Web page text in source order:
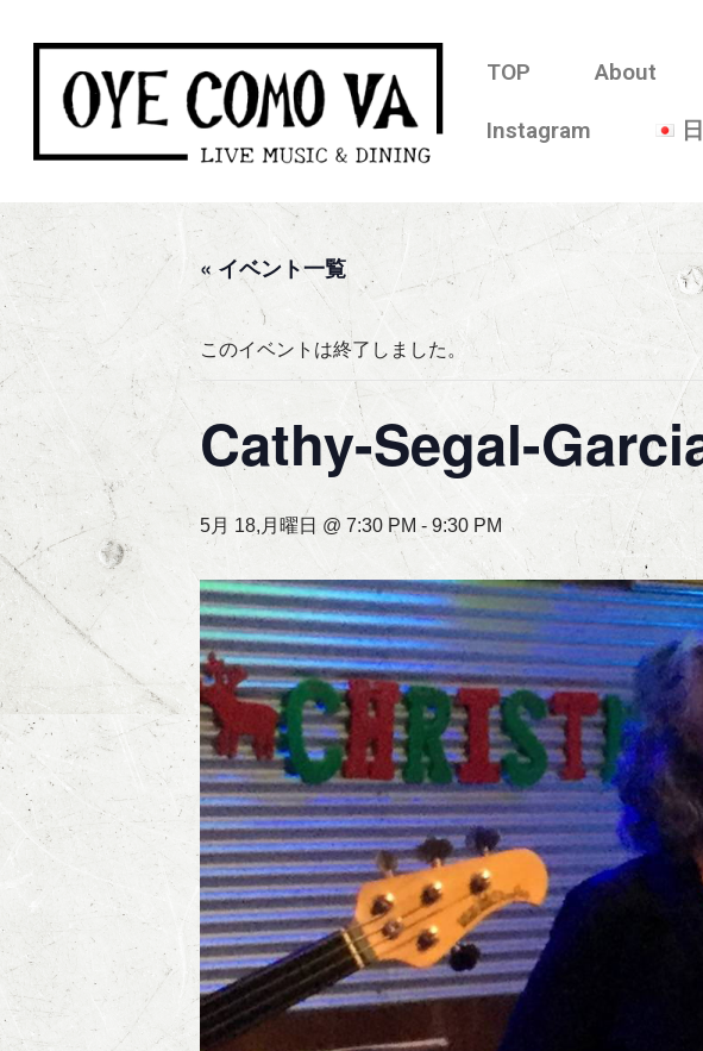
ン
キ
ッ
プ
TOP About
Instagram
« イベント一覧
このイベントは終了しました。
Cathy-Segal-
5月 18,月曜日 @ 7:30 PM - 9:30 PM